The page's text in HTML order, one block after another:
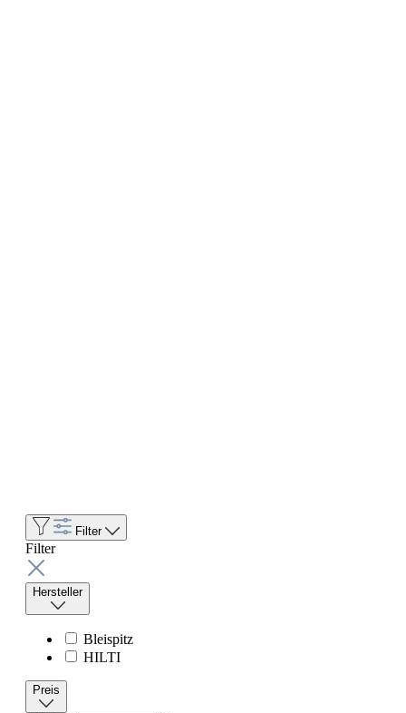
Filter
Filter
Hersteller
Bleispitz
HILTI
Preis